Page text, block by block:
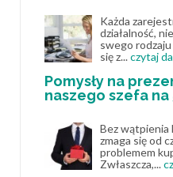
osoby uczące
instrumentach
ograniczone
materiałów
Nuty...
Każda
działalność,
swego
się z...czytaj
Pomysły na
naszego szefa
Bez wątpienia
zmaga się od
problemem
Zwłaszcza,...